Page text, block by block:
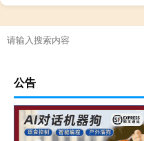
公告